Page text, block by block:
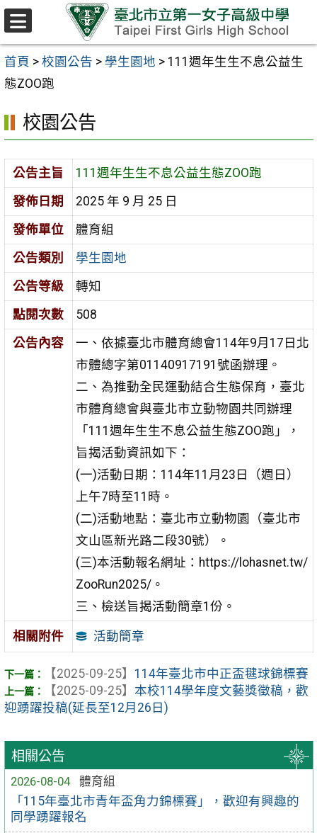
跳至主要內容區
首頁 > 校園公告 > 學生園地 > 111週年生生不息公益生
態ZOO跑
相關公告
2026-08-04
體育組
「115年臺北市青年盃角力錦標賽」，歡迎有興趣的
同學踴躍報名
校園公告
公告主旨
111週年生生不息公益生態ZOO跑
發佈日期
2025 年 9 月 25 日
發佈單位
體育組
公告類別
學生園地
公告等級
轉知
點閱次數
508
公告內容
一、依據臺北市體育總會114年9月17日北
市體總字第01140917191號函辦理。
二、為推動全民運動結合生態保育，臺北
市體育總會與臺北市立動物園共同辦理
「111週年生生不息公益生態ZOO跑」，
旨揭活動資訊如下：
(一)活動日期：114年11月23日（週日）
上午7時至11時。
(二)活動地點：臺北市立動物園（臺北市
文山區新光路二段30號）。
(三)本活動報名網址：https://lohasnet.tw/
ZooRun2025/。
三、檢送旨揭活動簡章1份。
相關附件 活動簡章
【2025-09-25】 114年臺北市中正盃毽球錦標賽
【2025-09-25】 本校114學年度文藝獎徵稿，歡
迎踴躍投稿(延長至12月26日)
選
單